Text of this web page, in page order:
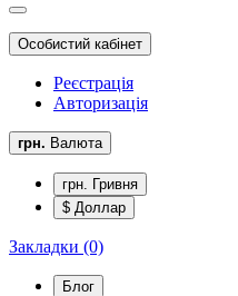
Особистий кабінет
Реєстрація
Авторизація
грн. Валюта
грн. Гривня
$ Доллар
Закладки (0)
Блог